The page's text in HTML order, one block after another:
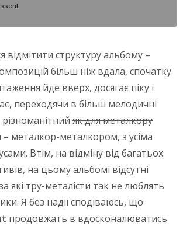
відмітити структуру альбому –
більш ніж вдала, спочатку
йде вверх, досягає піку і
переходячи в більш мелодичні
різноманітний як для металкору
– металкор-металкором, з усіма
Втім, на відміну від багатьох
на цьому альбомі відсутні
за які тру-металісти так не люблять
Я без надії сподіваюсь, що
продовжать в вдосконалюватись